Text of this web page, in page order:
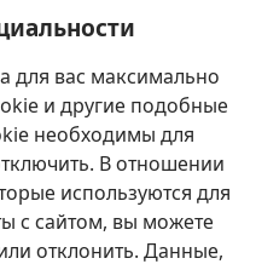
для вас максимально
и другие подобные
необходимы для
В отношении
используются для
с сайтом, вы можете
отклонить. Данные,
и религиозными взглядами.
для каждого пациента.
или другому
по вопросам, связанным с
лечения. Если вы заболели,
«Условиями использования».